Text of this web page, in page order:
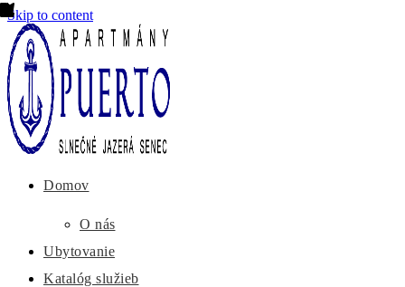
Skip to content
Domov
O nás
Ubytovanie
Katalóg služieb